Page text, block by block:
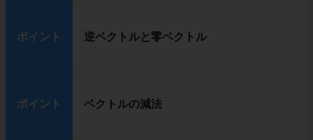
ポイント 逆ベクトルと零ベクトル
ポイント ベクトルの減法